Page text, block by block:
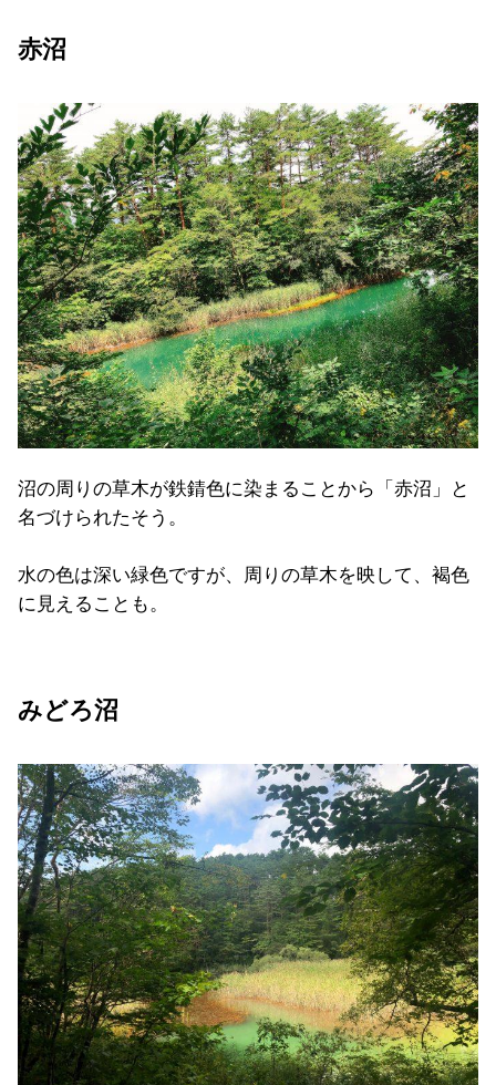
赤沼
沼の周りの草木が鉄錆色に染まることから「赤沼」と
名づけられたそう。
水の色は深い緑色ですが、周りの草木を映して、褐色
に見えることも。
みどろ沼